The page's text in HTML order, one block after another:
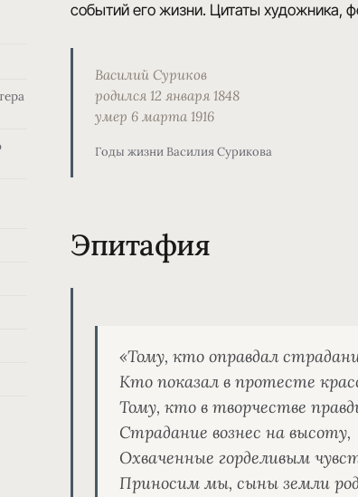
событий его жизни. Цитаты художника,
Василий Суриков
родился 12 января 1848
умер 6 марта 1916
Годы жизни Василия Сурикова
Эпитафия
«Тому, кто оправдал
Кто показал в протесте
Тому, кто в творчестве
Страдание вознес на высоту,
Охваченные горделивым
Приносим мы, сыны земли